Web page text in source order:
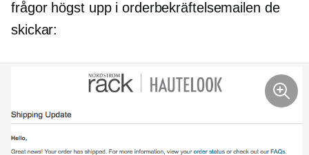
frågor högst upp i orderbekräftelsemailen de
skickar: